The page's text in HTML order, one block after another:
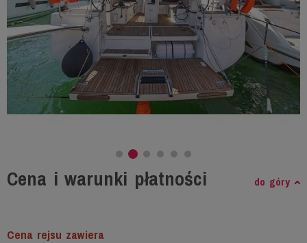
Cena i warunki płatności do góry
Cena rejsu zawiera